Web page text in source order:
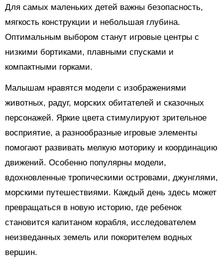
Для самых маленьких детей важны безопасность,
мягкость конструкции и небольшая глубина.
Оптимальным выбором станут игровые центры с
низкими бортиками, плавными спусками и
компактными горками.
Малышам нравятся модели с изображениями
животных, радуг, морских обитателей и сказочных
персонажей. Яркие цвета стимулируют зрительное
восприятие, а разнообразные игровые элементы
помогают развивать мелкую моторику и координацию
движений. Особенно популярны модели,
вдохновленные тропическими островами, джунглями,
морскими путешествиями. Каждый день здесь может
превращаться в новую историю, где ребенок
становится капитаном корабля, исследователем
неизведанных земель или покорителем водных
вершин.